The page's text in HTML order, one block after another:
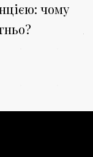
чому